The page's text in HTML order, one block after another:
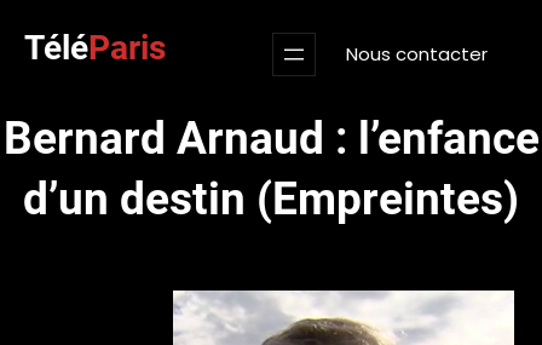
TéléParis Nous contacter
Bernard Arnaud : l’enfance
d’un destin (Empreintes)